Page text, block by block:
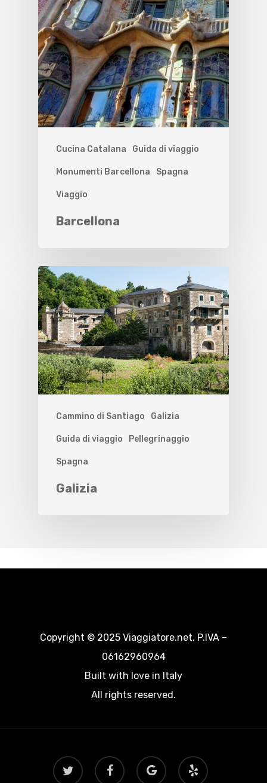
Cucina Catalana Guida di viaggio
Monumenti Barcellona Spagna
Viaggio
Barcellona
Cammino di Santiago Galizia
Guida di viaggio Pellegrinaggio
Spagna
Galizia
Copyright © 2025 Viaggiatore.net. P.IVA –
06162960964
Built with love in Italy
All rights reserved.
twitter facebook
google-
plus
yelp